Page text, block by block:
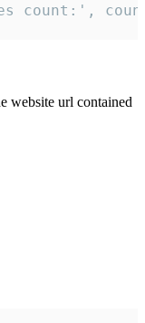
count:',
website url contained